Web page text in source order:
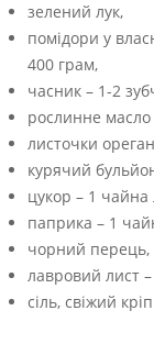
зелений лук,
помідори у
400 грам,
часник – 1-2
рослинне
листочки
курячий
цукор – 1 чайна
паприка – 1
чорний
лавровий лист
сіль, свіжий